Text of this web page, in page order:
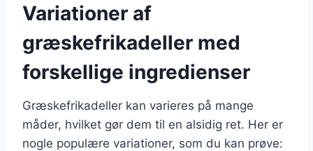
Variationer af
græskefrikadeller med
forskellige ingredienser
Græskefrikadeller kan varieres på mange
måder, hvilket gør dem til en alsidig ret. Her er
nogle populære variationer, som du kan prøve: